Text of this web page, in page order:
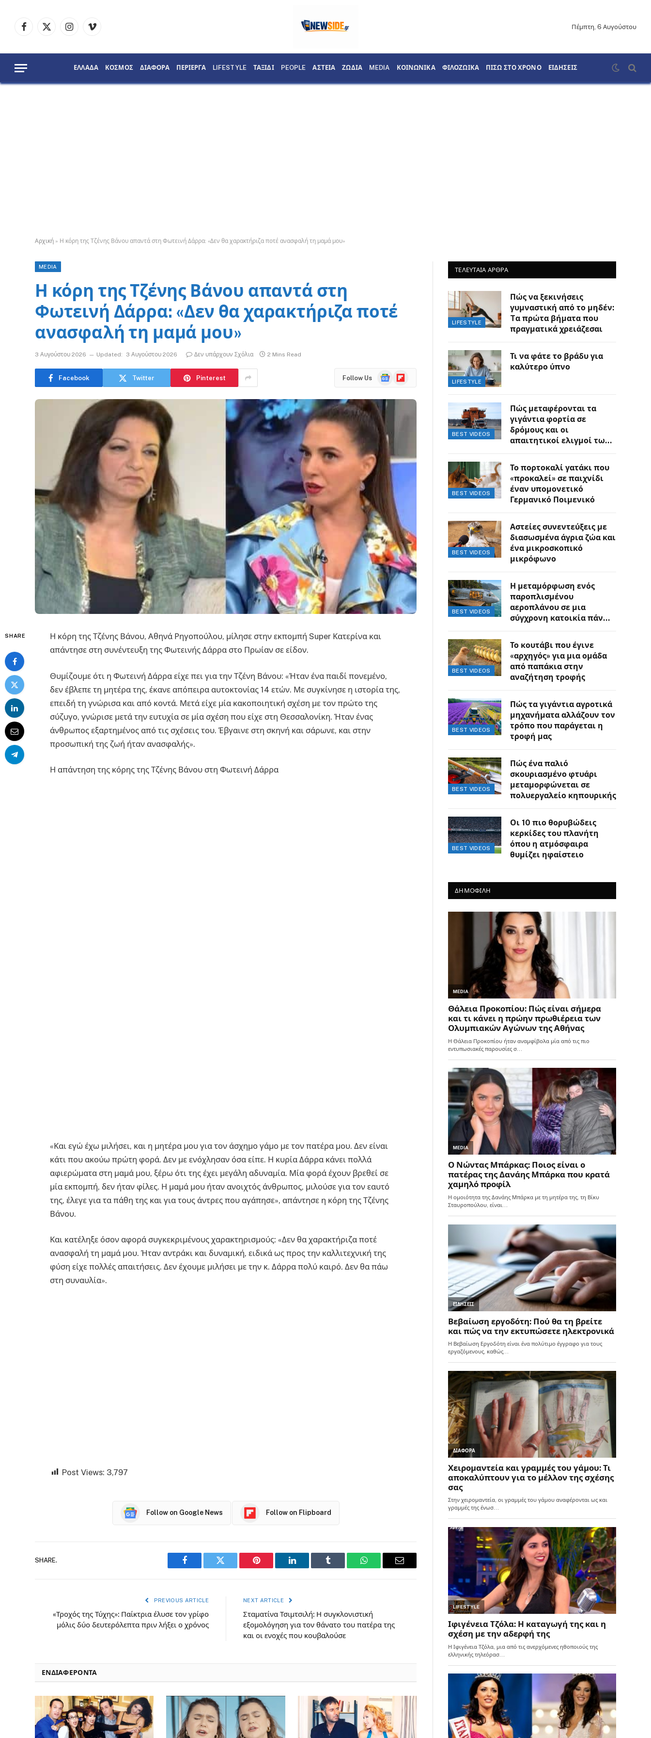
Facebook
X
InstagramVimeo
Πέμπτη, 6 Αυγούστου
ΕΛΛΑΔΑ ΚΟΣΜΟΣ ΔΙΑΦΟΡΑ ΠΕΡΙΕΡΓΑ LIFESTYLE ΤΑΞΙΔΙ PEOPLE ΑΣΤΕΙΑ ΖΩΔΙΑ MEDIA ΚΟΙΝΩΝΙΚΑ ΦΙΛΟΖΩΙΚΑ ΠΙΣΩ ΣΤΟ ΧΡΟΝΟ ΕΙΔΗΣΕΙΣ
Αρχική » Η κόρη της Τζένης Βάνου απαντά στη Φωτεινή Δάρρα: «Δεν θα χαρακτήριζα ποτέ ανασφαλή τη μαμά μου»
MEDIA
Η κόρη της Τζένης Βάνου απαντά στη
Φωτεινή Δάρρα: «Δεν θα χαρακτήριζα ποτέ
ανασφαλή τη μαμά μου»
3 Αυγούστου 2026 Updated: 3 Αυγούστου 2026 Δεν υπάρχουν Σχόλια 2 Mins Read
Facebook Twitter Pinterest Follow Us
GoogleFlipboard
SHARE
Η κόρη της Τζένης Βάνου, Αθηνά Ρηγοπούλου, μίλησε στην εκπομπή Super Κατερίνα και
απάντησε στη συνέντευξη της Φωτεινής Δάρρα στο Πρωίαν σε είδον.
Θυμίζουμε ότι η Φωτεινή Δάρρα είχε πει για την Τζένη Βάνου: «Ήταν ένα παιδί πονεμένο,
δεν έβλεπε τη μητέρα της, έκανε απόπειρα αυτοκτονίας 14 ετών. Με συγκίνησε η ιστορία της,
επειδή τη γνώρισα και από κοντά. Μετά είχε μία κακοποιητική σχέση με τον πρώτο της
σύζυγο, γνώρισε μετά την ευτυχία σε μία σχέση που είχε στη Θεσσαλονίκη. Ήταν ένας
άνθρωπος εξαρτημένος από τις σχέσεις του. Έβγαινε στη σκηνή και σάρωνε, και στην
προσωπική της ζωή ήταν ανασφαλής».
Η απάντηση της κόρης της Τζένης Βάνου στη Φωτεινή Δάρρα
«Και εγώ έχω μιλήσει, και η μητέρα μου για τον άσχημο γάμο με τον πατέρα μου. Δεν είναι
κάτι που ακούω πρώτη φορά. Δεν με ενόχλησαν όσα είπε. Η κυρία Δάρρα κάνει πολλά
αφιερώματα στη μαμά μου, ξέρω ότι της έχει μεγάλη αδυναμία. Μία φορά έχουν βρεθεί σε
μία εκπομπή, δεν ήταν φίλες. Η μαμά μου ήταν ανοιχτός άνθρωπος, μιλούσε για τον εαυτό
της, έλεγε για τα πάθη της και για τους άντρες που αγάπησε», απάντησε η κόρη της Τζένης
Βάνου.
Και κατέληξε όσον αφορά συγκεκριμένους χαρακτηρισμούς: «Δεν θα χαρακτήριζα ποτέ
ανασφαλή τη μαμά μου. Ήταν αντράκι και δυναμική, ειδικά ως προς την καλλιτεχνική της
φύση είχε πολλές απαιτήσεις. Δεν έχουμε μιλήσει με την κ. Δάρρα πολύ καιρό. Δεν θα πάω
στη συναυλία».
Post Views: 3,797
Follow on Google News Follow on Flipboard
SHARE.
Facebook Twitter Pinterest LinkedIn Tumblr WhatsAppEmail
PREVIOUS ARTICLE
«Τροχός της Τύχης»: Παίκτρια έλυσε τον γρίφο
μόλις δύο δευτερόλεπτα πριν λήξει ο χρόνος
NEXT ARTICLE
Σταματίνα Τσιμτσιλή: Η συγκλονιστική
εξομολόγηση για τον θάνατο του πατέρα της
και οι ενοχές που κουβαλούσε
ΕΝΔΙΑΦΈΡΟΝΤΑ
ΤΕΛΕΥΤΑΙΑ ΑΡΘΡΑ
LIFESTYLE
Πώς να ξεκινήσεις
γυμναστική από το μηδέν:
Tα πρώτα βήματα που
πραγματικά χρειάζεσαι
LIFESTYLE
Τι να φάτε το βράδυ για
καλύτερο ύπνο
BEST VIDEOS
Πώς μεταφέρονται τα
γιγάντια φορτία σε
δρόμους και οι
απαιτητικοί ελιγμοί των
BEST VIDEOS
Το πορτοκαλί γατάκι που
«προκαλεί» σε παιχνίδι
έναν υπομονετικό
Γερμανικό Ποιμενικό
BEST VIDEOS
Αστείες συνεντεύξεις με
διασωσμένα άγρια ζώα και
ένα μικροσκοπικό
μικρόφωνο
BEST VIDEOS
Η μεταμόρφωση ενός
παροπλισμένου
αεροπλάνου σε μια
σύγχρονη κατοικία πάνω
BEST VIDEOS
Το κουτάβι που έγινε
«αρχηγός» για μια ομάδα
από παπάκια στην
αναζήτηση τροφής
BEST VIDEOS
Πώς τα γιγάντια αγροτικά
μηχανήματα αλλάζουν τον
τρόπο που παράγεται η
τροφή μας
BEST VIDEOS
Πώς ένα παλιό
σκουριασμένο φτυάρι
μεταμορφώνεται σε
πολυεργαλείο κηπουρικής
BEST VIDEOS
Οι 10 πιο θορυβώδεις
κερκίδες του πλανήτη
όπου η ατμόσφαιρα
θυμίζει ηφαίστειο
ΔΗΜΟΦΙΛΗ